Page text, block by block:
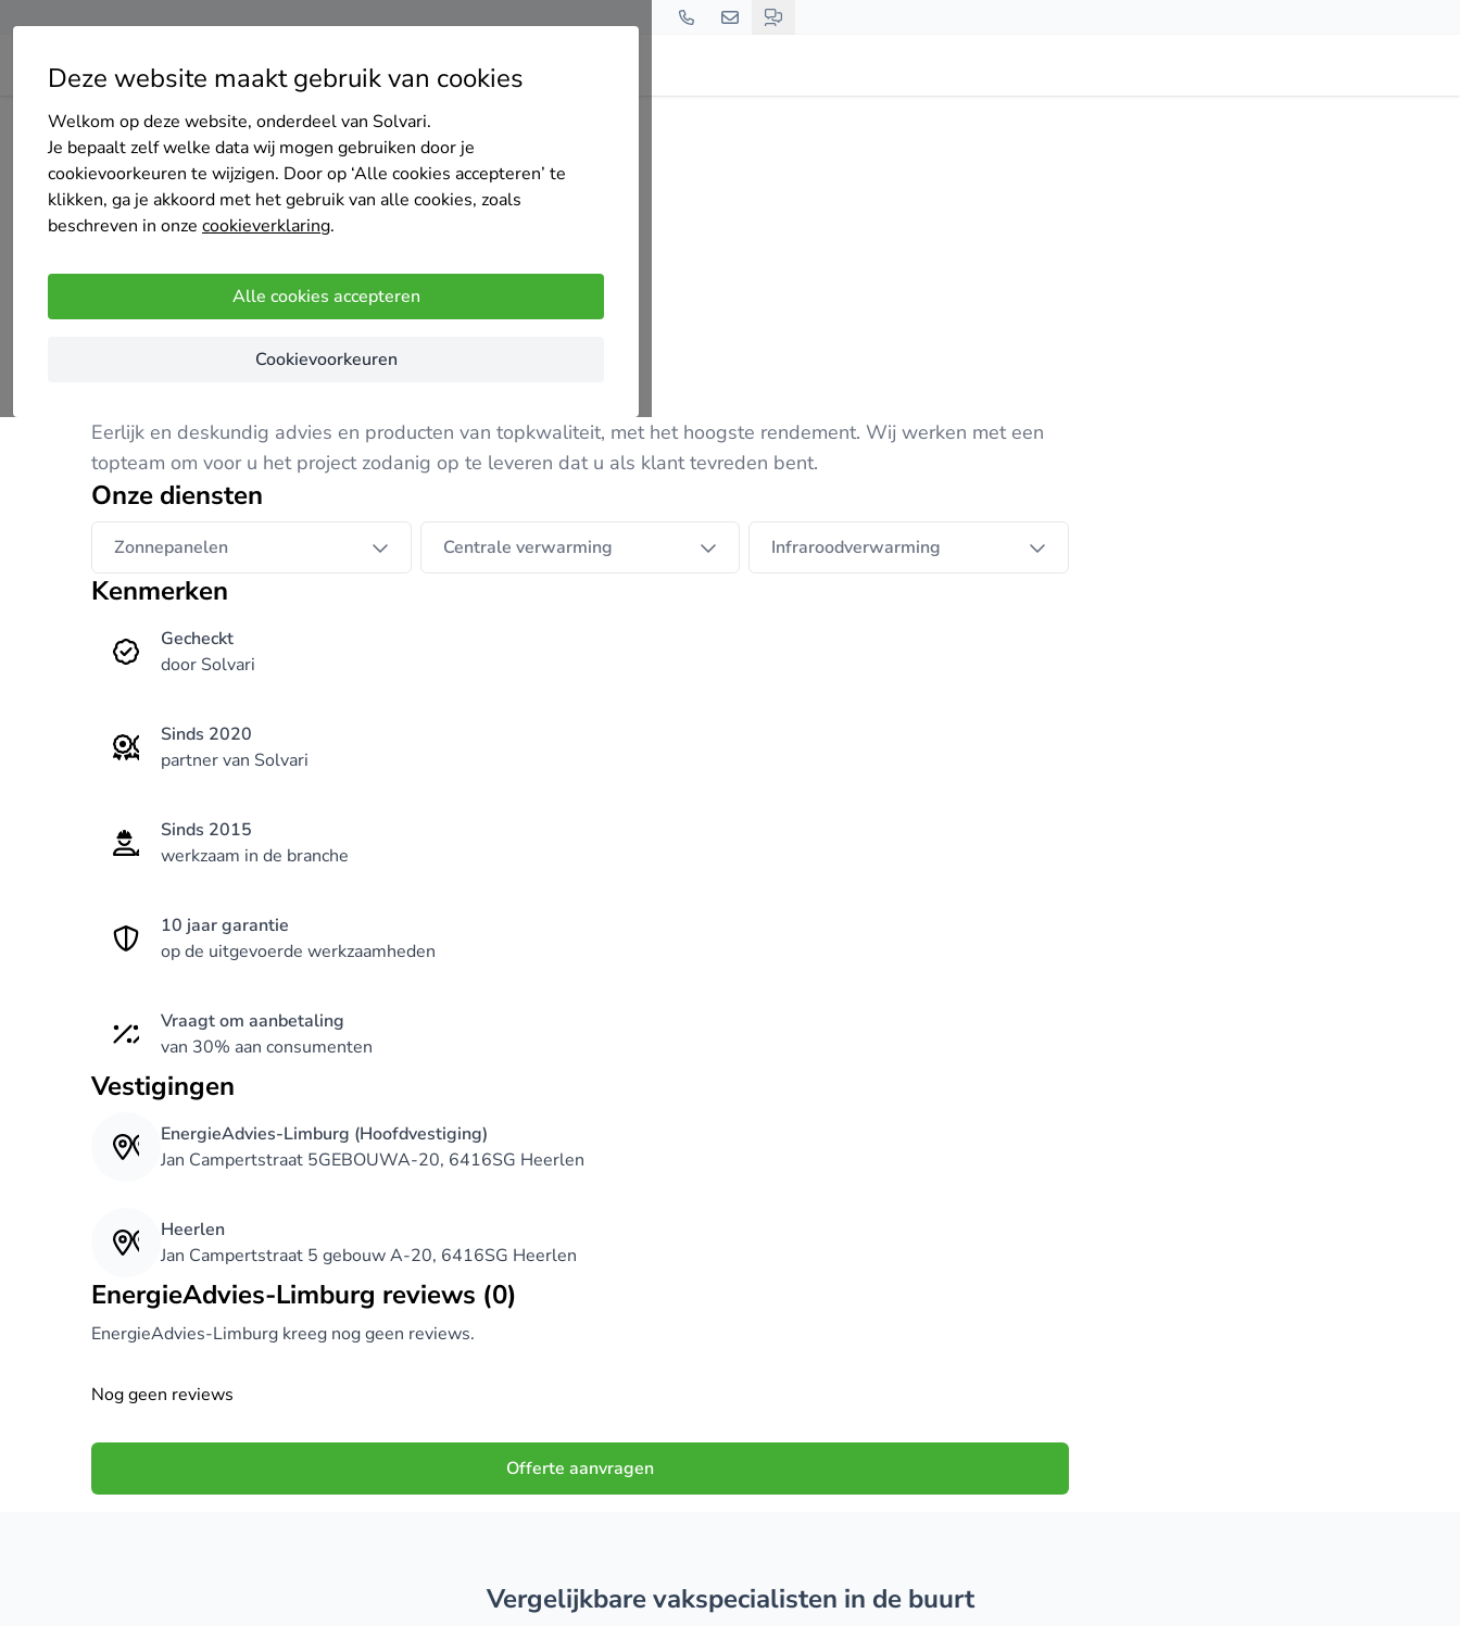
Deze website maakt gebruik van cookies
Welkom op deze website, onderdeel van Solvari.
Je bepaalt zelf welke data wij mogen gebruiken door je
cookievoorkeuren te wijzigen. Door op ‘Alle cookies accepteren’ te
klikken, ga je akkoord met het gebruik van alle cookies, zoals
beschreven in onze cookieverklaring.
Alle cookies accepteren
Cookievoorkeuren
Home Centrale verwarming Limburg Heerlen
EnergieAdvies-Limburg
5 keer gekozen
Eerlijk en deskundig advies en producten van topkwaliteit, met het hoogste rendement. Wij werken met een
topteam om voor u het project zodanig op te leveren dat u als klant tevreden bent.
Onze diensten
Zonnepanelen Centrale verwarming Infraroodverwarming
Kenmerken
Gecheckt
door Solvari
Sinds 2020
partner van Solvari
Sinds 2015
werkzaam in de branche
10 jaar garantie
op de uitgevoerde werkzaamheden
Vraagt om aanbetaling
van 30% aan consumenten
Vestigingen
EnergieAdvies-Limburg (Hoofdvestiging)
Jan Campertstraat 5GEBOUWA-20, 6416SG Heerlen
Heerlen
Jan Campertstraat 5 gebouw A-20, 6416SG Heerlen
EnergieAdvies-Limburg reviews (0)
EnergieAdvies-Limburg kreeg nog geen reviews.
Nog geen reviews
Offerte aanvragen
Vergelijkbare vakspecialisten in de buurt